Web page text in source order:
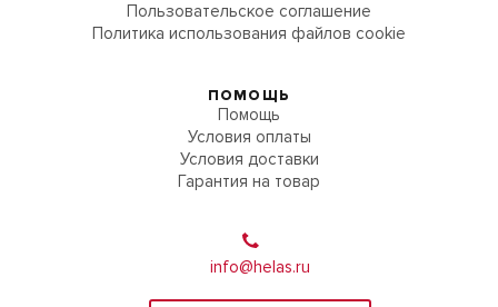
Пользовательское соглашение
Политика использования файлов cookie
ПОМОЩЬ
Помощь
Условия оплаты
Условия доставки
Гарантия на товар
info@helas.ru